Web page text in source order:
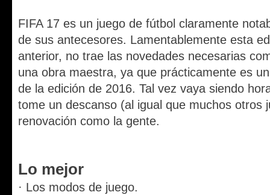
FIFA 17 es un juego de fútbol claramente
de sus antecesores. Lamentablemente esta
anterior, no trae las novedades necesarias
una obra maestra, ya que prácticamente es
de la edición de 2016. Tal vez vaya siendo
tome un descanso (al igual que muchos otros
renovación como la gente.
Lo mejor
· Los modos de juego.